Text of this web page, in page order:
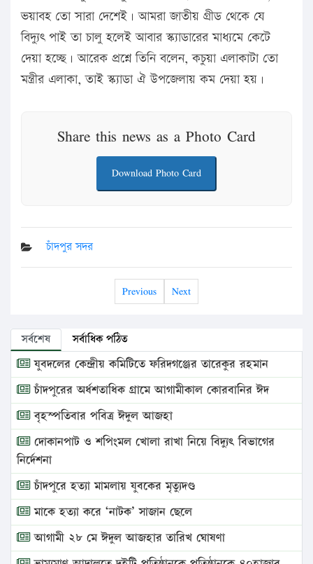
ভয়াবহ তো সারা দেশেই। আমরা জাতীয় গ্রীড থেকে যে
বিদ্যুৎ পাই তা চালু হলেই আবার স্ক্যাডারের মাধ্যমে কেটে
দেয়া হচ্ছে। আরেক প্রশ্নে তিনি বলেন, কচুয়া এলাকাটা তো
মন্ত্রীর এলাকা, তাই স্ক্যাডা ঐ উপজেলায় কম দেয়া হয়।
Share this news as a Photo Card
Download Photo Card
চাঁদপুর সদর
Previous Next
সর্বশেষ সর্বাধিক পঠিত
যুবদলের কেন্দ্রীয় কমিটিতে ফরিদগঞ্জের তারেকুর রহমান
চাঁদপুরের অর্ধশতাধিক গ্রামে আগামীকাল কোরবানির ঈদ
বৃহস্পতিবার পবিত্র ঈদুল আজহা
দোকানপাট ও শপিংমল খোলা রাখা নিয়ে বিদ্যুৎ বিভাগের
নির্দেশনা
চাঁদপুরে হত্যা মামলায় যুবকের মৃত্যুদণ্ড
মাকে হত্যা করে ‘নাটক’ সাজান ছেলে
আগামী ২৮ মে ঈদুল আজহার তারিখ ঘোষণা